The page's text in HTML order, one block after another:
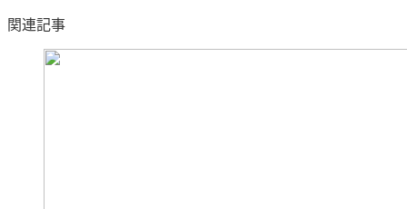
関連記事